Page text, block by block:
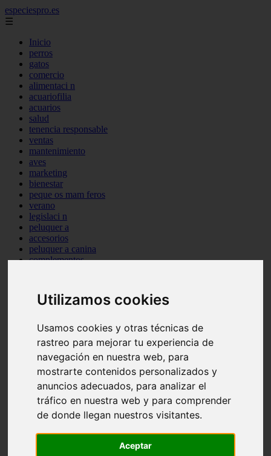
Utilizamos cookies
Usamos cookies y otras técnicas de
rastreo para mejorar tu experiencia de
navegación en nuestra web, para
mostrarte contenidos personalizados y
anuncios adecuados, para analizar el
tráfico en nuestra web y para comprender
de donde llegan nuestros visitantes.
Aceptar
especiespro.es
☰
Inicio
perros
gatos
comercio
alimentaci n
acuariofilia
acuarios
salud
tenencia responsable
ventas
mantenimiento
aves
marketing
bienestar
peque os mam feros
verano
legislaci n
peluquer a
accesorios
peluquer a canina
complementos
protagonistas
reptiles
adopci n
higiene
snacks
acuario
comercios
estanques
viajar
cr a